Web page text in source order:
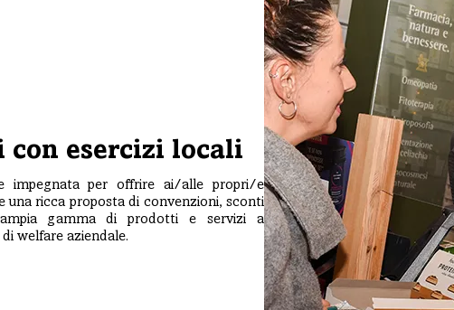
con esercizi locali
impegnata per offrire ai/alle propri/e
una ricca proposta di convenzioni, sconti
gamma di prodotti e servizi a
welfare aziendale.